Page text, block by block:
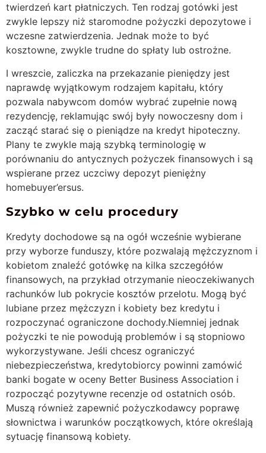
twierdzeń kart płatniczych. Ten rodzaj gotówki jest
zwykle lepszy niż staromodne pożyczki depozytowe i
wczesne zatwierdzenia. Jednak może to być
kosztowne, zwykle trudne do spłaty lub ostrożne.
I wreszcie, zaliczka na przekazanie pieniędzy jest
naprawdę wyjątkowym rodzajem kapitału, który
pozwala nabywcom domów wybrać zupełnie nową
rezydencję, reklamując swój były nowoczesny dom i
zacząć starać się o pieniądze na kredyt hipoteczny.
Plany te zwykle mają szybką terminologię w
porównaniu do antycznych pożyczek finansowych i są
wspierane przez uczciwy depozyt pieniężny
homebuyer’ersus.
Szybko w celu procedury
Kredyty dochodowe są na ogół wcześnie wybierane
przy wyborze funduszy, które pozwalają mężczyznom i
kobietom znaleźć gotówkę na kilka szczegółów
finansowych, na przykład otrzymanie nieoczekiwanych
rachunków lub pokrycie kosztów przelotu. Mogą być
lubiane przez mężczyzn i kobiety bez kredytu i
rozpoczynać ograniczone dochody.Niemniej jednak
pożyczki te nie powodują problemów i są stopniowo
wykorzystywane. Jeśli chcesz ograniczyć
niebezpieczeństwa, kredytobiorcy powinni zamówić
banki bogate w oceny Better Business Association i
rozpocząć pozytywne recenzje od ostatnich osób.
Muszą również zapewnić pożyczkodawcy poprawę
słownictwa i warunków początkowych, które określają
sytuację finansową kobiety.